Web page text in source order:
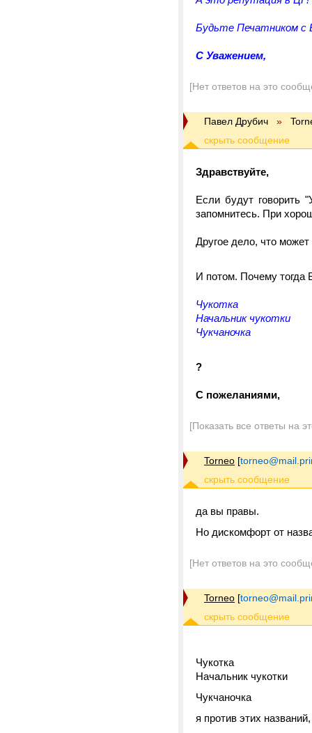
Будьте Печатником с
С Уважением,
[Нет ответов на это
Павел Друбич »
Здравствуйте,
Если будут говорить
запомнитесь. При
Другое дело, что
И потом. Почему тогда
Чукотка
Начальник чукотки
Чукчаночка
?
С пожеланиями,
[Показать все ответы на
Torneo [
да вы правы.
Но дискомфорт от
[Нет ответов на это
Torneo [
Чукотка
Начальник чукотки
Чукчаночка
я против этих